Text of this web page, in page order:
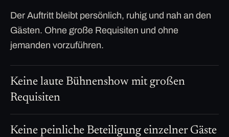
Der Auftritt bleibt persönlich, ruhig und nah an den
Gästen. Ohne große Requisiten und ohne
jemanden vorzuführen.
Keine laute Bühnenshow mit großen
Requisiten
Keine peinliche Beteiligung einzelner Gäste